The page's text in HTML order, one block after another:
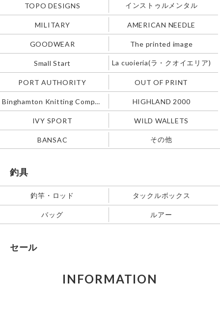
TOPO DESIGNS インストゥルメンタル
MILITARY AMERICAN NEEDLE
GOODWEAR The printed image
Small Start La cuoieria(ラ・クオイエリア)
PORT AUTHORITY OUT OF PRINT
Binghamton Knitting Company HIGHLAND 2000
IVY SPORT WILD WALLETS
BANSAC その他
釣具
釣竿・ロッド タックルボックス
バッグ ルアー
セール
INFORMATION